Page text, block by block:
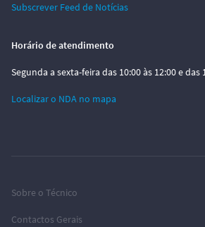
Subscrever Feed de Notícias
Horário de atendimento
Segunda a sexta-feira das 10:00 às 12:00 e das
Localizar o NDA no mapa
Sobre o Técnico
Contactos Gerais